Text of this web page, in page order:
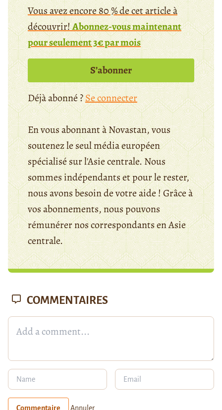
Vous avez encore 80 % de cet article à
découvrir!Abonnez-vous maintenant
pour seulement 3€ par mois
S’abonner
Déjà abonné ?Se connecter
En vous abonnant à Novastan, vous
soutenez le seul média européen
spécialisé sur l'Asie centrale. Nous
sommes indépendants et pour le rester,
nous avons besoin de votre aide ! Grâce à
vos abonnements, nous pouvons
rémunérer nos correspondants en Asie
centrale.
COMMENTAIRES
Commentaire Annuler